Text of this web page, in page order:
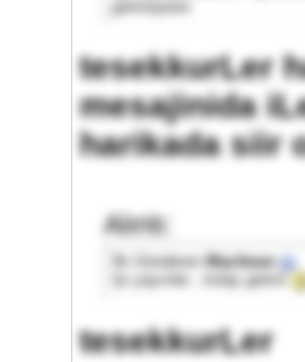
tesekkurLer
mesajinida
harikada siir
Alıntı:
İlk Gönderen
Mazikeen
İyi yayınlar , kolay gelsin
tesekkurLer